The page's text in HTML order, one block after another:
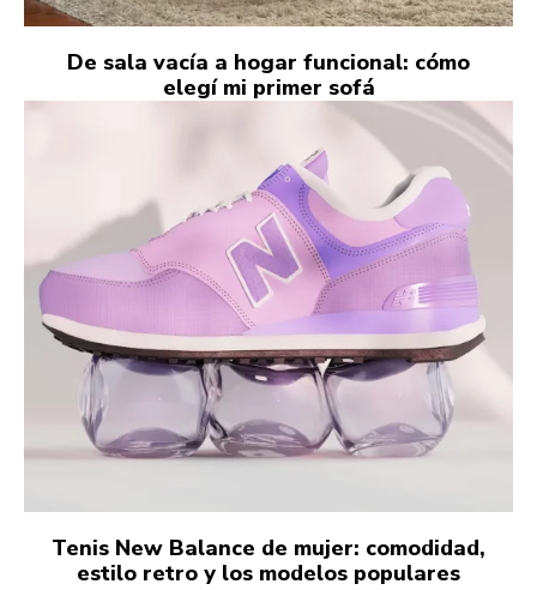
De sala vacía a hogar funcional: cómo
elegí mi primer sofá
Tenis New Balance de mujer: comodidad,
estilo retro y los modelos populares